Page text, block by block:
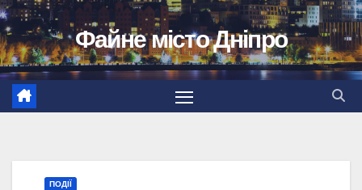
Перейти
до
вмісту
Файне місто Дніпро
ПОДІЇ